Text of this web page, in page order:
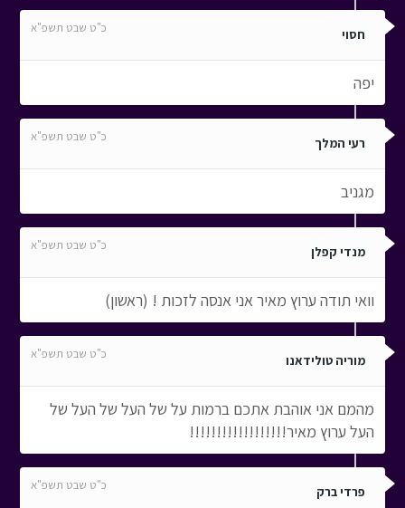
חסוי כ"ט שבט תשפ"א
יפה
רעי המלך כ"ט שבט תשפ"א
מגניב
מנדי קפלן כ"ט שבט תשפ"א
וואי תודה ערוץ מאיר אני אנסה לזכות ! (ראשון)
מוריה טולידאנו כ"ט שבט תשפ"א
מהמם אני אוהבת אתכם ברמות על של העל של העל של
העל ערוץ מאיר!!!!!!!!!!!!!!!!!!
פרדי ברק כ"ט שבט תשפ"א